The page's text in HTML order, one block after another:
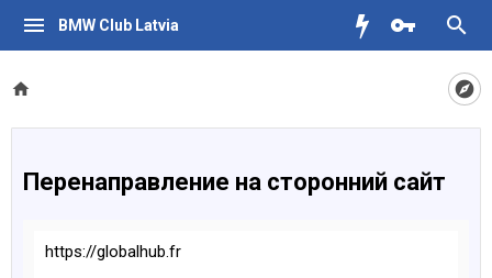
BMW Club Latvia
Перенаправление на сторонний сайт
https://globalhub.fr